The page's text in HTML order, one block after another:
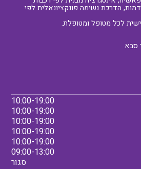
הדרכת נשימה פונקציונאלית לפי
לכל מטופל ומטופלת.
10:00-19:00
10:00-19:00
10:00-19:00
10:00-19:00
10:00-19:00
09:00-13:00
סגור